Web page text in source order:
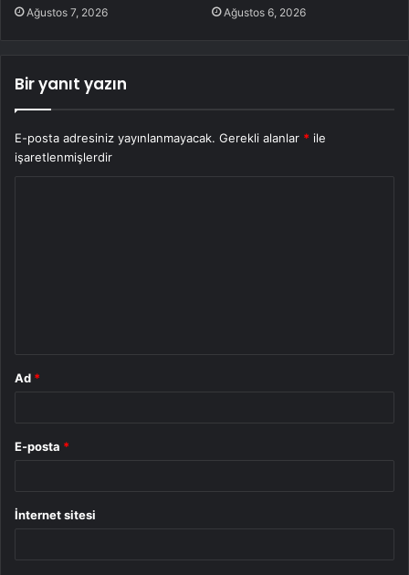
Ağustos 7, 2026 Ağustos 6, 2026
Bir yanıt yazın
E-posta adresiniz yayınlanmayacak. Gerekli alanlar * ile
işaretlenmişlerdir
Ad *
E-posta *
İnternet sitesi